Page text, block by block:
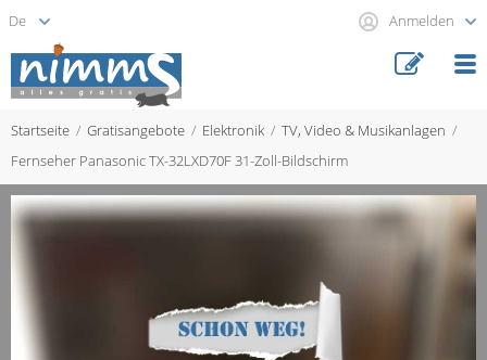
Anmelden
Startseite Gratisangebote Elektronik
TV, Video & Musikanlagen
Fernseher Panasonic TX-32LXD70F 31-Zoll-Bildschirm